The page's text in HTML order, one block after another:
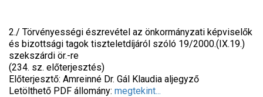
2./ Törvényességi észrevétel az önkormányzati képviselők
és bizottsági tagok tiszteletdíjáról szóló 19/2000.(IX.19.)
szekszárdi ör.-re
(234. sz. előterjesztés)
Előterjesztő: Amreinné Dr. Gál Klaudia aljegyző
Letölthető PDF állomány: megtekint...